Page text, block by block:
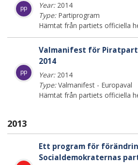
pp Year:2014
Type:Partiprogram
Hämtat från partiets officiella
pp
Valmanifest för
2014
Year:2014
Type:Valmanifest - Europaval
Hämtat från partiets officiella
2013
Ett program för
Socialdemokraternas